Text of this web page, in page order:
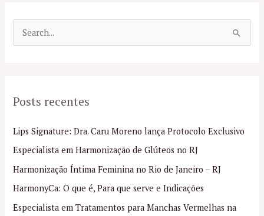
u
s
a
r
p
o
Posts recentes
Lips Signature: Dra. Caru Moreno lança Protocolo Exclusivo
Especialista em Harmonização de Glúteos no RJ
Harmonização Íntima Feminina no Rio de Janeiro – RJ
HarmonyCa: O que é, Para que serve e Indicações
Especialista em Tratamentos para Manchas Vermelhas na